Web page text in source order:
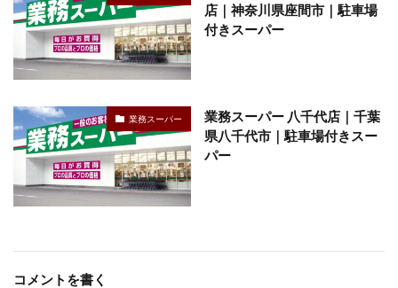
店｜神奈川県座間市｜駐車場
付きスーパー
業務スーパー
業務スーパー 八千代店｜千葉
県八千代市｜駐車場付きスー
パー
コメントを書く